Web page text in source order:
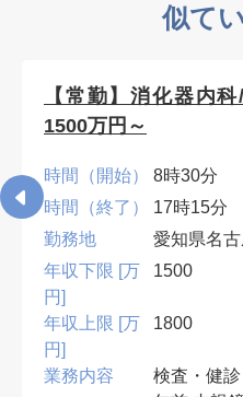
似て
【常勤】消化器内
1500万円～
時間（開始）
8時30分
時間（終了）
17時15分
勤務地
愛知県名
年収下限 [万
円]
1500
年収上限 [万
円]
1800
業務内容
検査・健